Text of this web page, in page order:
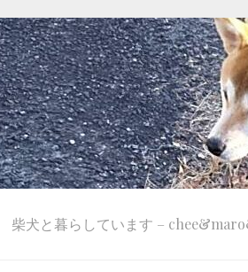
柴犬と暮らしています –